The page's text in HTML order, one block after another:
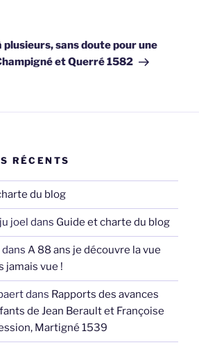
sans doute pour une
et Querré 1582
RÉCENTS
du blog
joel dans Guide et charte du blog
dans A 88 ans je découvre la vue
jamais vue !
dans Rapports des avances
de Jean Berault et Françoise
Martigné 1539